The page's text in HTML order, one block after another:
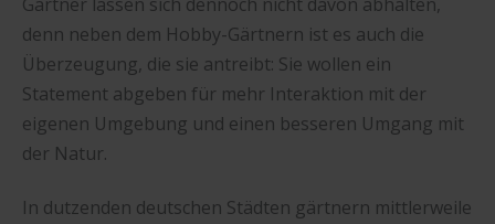
denn neben dem Hobby-Gärtnern ist es auch die
Überzeugung, die sie antreibt: Sie wollen ein
Statement abgeben für mehr Interaktion mit der
eigenen Umgebung und einen besseren Umgang mit
der Natur.
In dutzenden deutschen Städten gärtnern mittlerweile